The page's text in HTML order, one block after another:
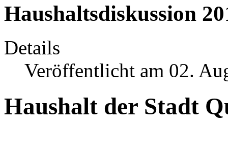
Haushaltsdiskussion
Details
Veröffentlicht am 02.
Haushalt der Stadt